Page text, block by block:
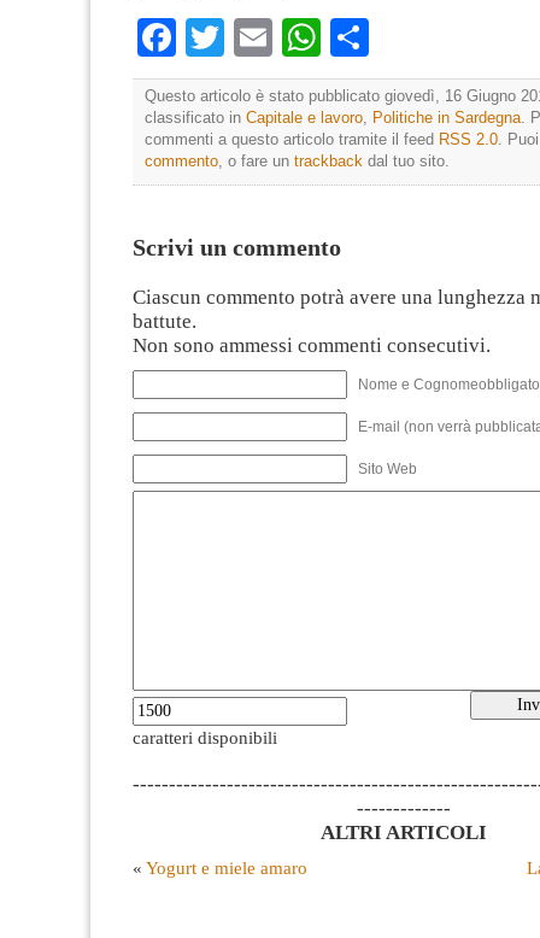
Facebook
TwitterEmailWhatsApp
Questo articolo è stato pubblicato giovedì, 16 Giugno
classificato in Capitale e lavoro, Politiche in Sardegna.
commenti a questo articolo tramite il feed RSS 2.0.
commento, o fare un trackback dal tuo sito.
Scrivi un commento
Ciascun commento potrà avere una lunghezza
battute.
Non sono ammessi commenti consecutivi.
Nome e
E-mail (non verrà
Sito Web
caratteri disponibili
-------------
ALTRI ARTICOLI
« Yogurt e miele amaro